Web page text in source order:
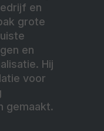
en
grote
en
Hij
voor
gemaakt.